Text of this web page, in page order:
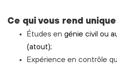
Ce qui vous rend unique
Études en génie civil ou
(atout);
Expérience en contrôle